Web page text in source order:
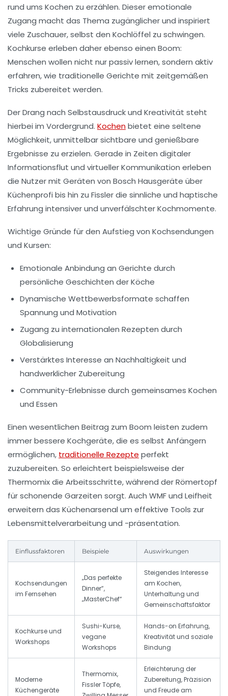
rund ums Kochen zu erzählen. Dieser emotionale
Zugang macht das Thema zugänglicher und inspiriert
viele Zuschauer, selbst den Kochlöffel zu schwingen.
Kochkurse erleben daher ebenso einen Boom:
Menschen wollen nicht nur passiv lernen, sondern aktiv
erfahren, wie traditionelle Gerichte mit zeitgemäßen
Tricks zubereitet werden.
Der Drang nach Selbstausdruck und Kreativität steht
hierbei im Vordergrund. Kochenbietet eine seltene
Möglichkeit, unmittelbar sichtbare und genießbare
Ergebnisse zu erzielen. Gerade in Zeiten digitaler
Informationsflut und virtueller Kommunikation erleben
die Nutzer mit Geräten von Bosch Hausgeräte über
Küchenprofi bis hin zu Fissler die sinnliche und haptische
Erfahrung intensiver und unverfälschter Kochmomente.
Wichtige Gründe für den Aufstieg von Kochsendungen
und Kursen:
Emotionale Anbindung an Gerichte durch
persönliche Geschichten der Köche
Dynamische Wettbewerbsformate schaffen
Spannung und Motivation
Zugang zu internationalen Rezepten durch
Globalisierung
Verstärktes Interesse an Nachhaltigkeit und
handwerklicher Zubereitung
Community-Erlebnisse durch gemeinsames Kochen
und Essen
Einen wesentlichen Beitrag zum Boom leisten zudem
immer bessere Kochgeräte, die es selbst Anfängern
ermöglichen, traditionelle Rezepte perfekt
zuzubereiten. So erleichtert beispielsweise der
Thermomix die Arbeitsschritte, während der Römertopf
für schonende Garzeiten sorgt. Auch WMF und Leifheit
erweitern das Küchenarsenal um effektive Tools zur
Lebensmittelverarbeitung und -präsentation.
Einflussfaktoren Beispiele Auswirkungen
Kochsendungen
im Fernsehen
„Das perfekte
Dinner“,
„MasterChef“
Steigendes Interesse
am Kochen,
Unterhaltung und
Gemeinschaftsfaktor
Kochkurse und
Workshops
Sushi-Kurse,
vegane
Workshops
Hands-on Erfahrung,
Kreativität und soziale
Bindung
Moderne
Küchengeräte
Thermomix,
Fissler Töpfe,
Erleichterung der
Zubereitung, Präzision
und Freude am